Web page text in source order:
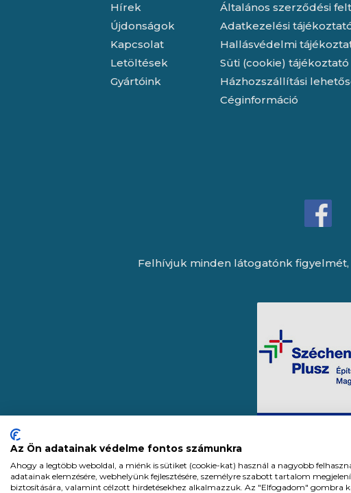
Hírek
Újdonságok
Kapcsolat
Letöltések
Gyártóink
Általános szerződési
Adatkezelési
Hallásvédelmi
Süti (cookie) tájékoztató
Házhozszállítási
Céginformáció
Felhívjuk minden látogatónk
Az Ön adatainak védelme fontos számunkra
Ahogy a legtöbb weboldal, a miénk is sütiket (cookie-kat) használ a nagyobb
adatainak elemzésére, webhelyünk fejlesztésére, személyre szabott tartalom
biztosítására, valamint célzott hirdetésekhez alkalmazzuk. Az "Elfogadom" gombra